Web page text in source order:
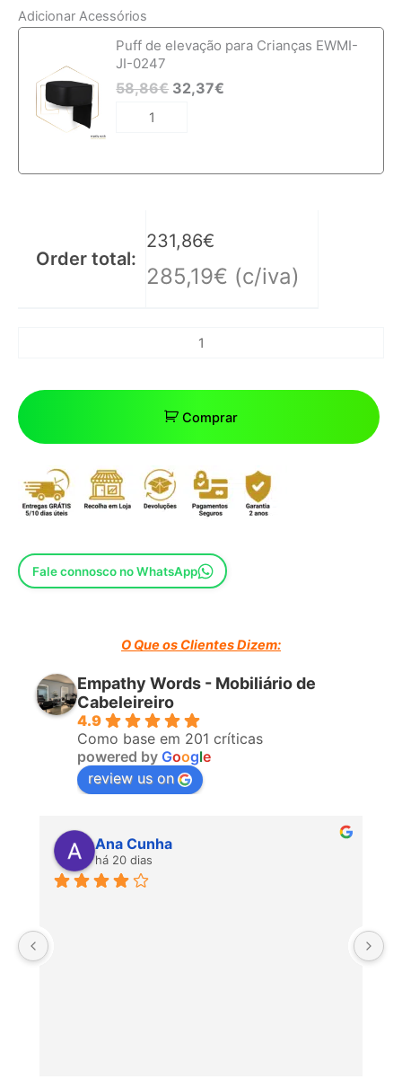
Adicionar Acessórios
Puff de elevação para Crianças EWMI-
JI-0247
58,86€ 32,37€
Quantidade
de
Cadeira
de
Cabeleireiro
EWMI-
Order total:
231,86€
285,19€ (c/iva)
Comprar
Fale connosco no WhatsApp
O Que os Clientes Dizem:
Empathy Words - Mobiliário de
Cabeleireiro
4.9
Como base em 201 críticas
powered by Google
review us on
Ana Cunha
há 20 dias